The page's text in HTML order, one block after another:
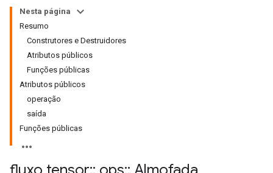
Nesta página
Resumo
Construtores e Destruidores
Atributos públicos
Funções públicas
Atributos públicos
operação
saída
Funções públicas